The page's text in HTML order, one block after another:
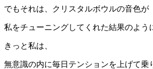
でもそれは、クリスタルボウルの音色が
私をチューニングしてくれた結果のよう
きっと私は、
無意識の内に毎日テンションを上げて乗